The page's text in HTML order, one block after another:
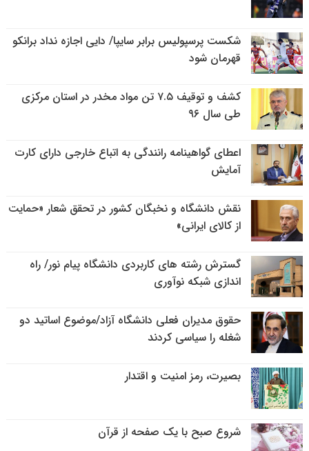
شکست پرسپولیس برابر سایپا/ دایی اجازه نداد برانکو
قهرمان شود
کشف و توقیف ۷.۵ تن مواد مخدر در استان مرکزی
طی سال ۹۶
اعطای گواهینامه رانندگی به اتباع خارجی دارای کارت
آمایش
نقش دانشگاه و نخبگان کشور در تحقق شعار «حمایت
از کالای ایرانی»
گسترش رشته های کاربردی دانشگاه پیام نور/ راه
اندازی شبکه نوآوری
حقوق مدیران فعلی دانشگاه آزاد/موضوع اساتید دو
شغله را سیاسی کردند
بصیرت، رمز امنیت و اقتدار
شروع صبح با یک صفحه از قرآن